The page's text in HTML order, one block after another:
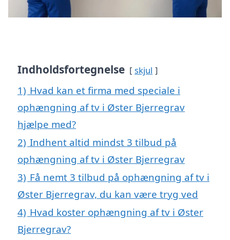
Indholdsfortegnelse skjul
1) Hvad kan et firma med speciale i
ophængning af tv i Øster Bjerregrav
hjælpe med?
2) Indhent altid mindst 3 tilbud på
ophængning af tv i Øster Bjerregrav
3) Få nemt 3 tilbud på ophængning af tv i
Øster Bjerregrav, du kan være tryg ved
4) Hvad koster ophængning af tv i Øster
Bjerregrav?